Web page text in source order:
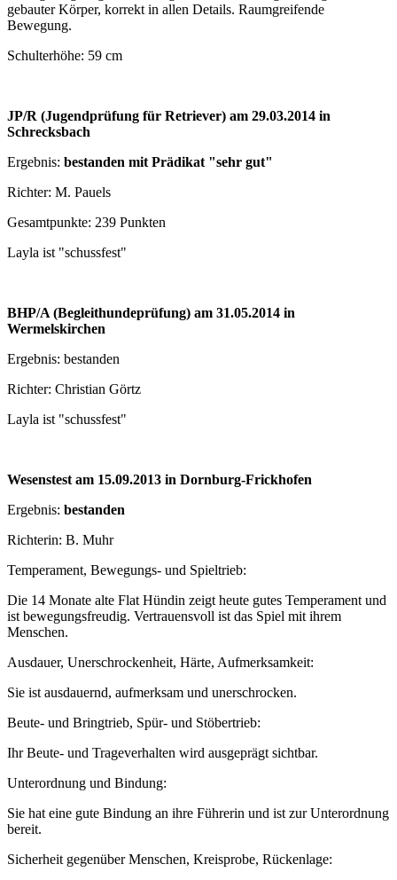
gebauter Körper, korrekt in allen Details. Raumgreifende
Bewegung.
Schulterhöhe: 59 cm
JP/R (Jugendprüfung für Retriever) am 29.03.2014 in
Schrecksbach
Ergebnis: bestanden mit Prädikat "sehr gut"
Richter: M. Pauels
Gesamtpunkte: 239 Punkten
Layla ist "schussfest"
BHP/A (Begleithundeprüfung) am 31.05.2014 in
Wermelskirchen
Ergebnis: bestanden
Richter: Christian Görtz
Layla ist "schussfest"
Wesenstest am 15.09.2013 in Dornburg-Frickhofen
Ergebnis: bestanden
Richterin: B. Muhr
Temperament, Bewegungs- und Spieltrieb:
Die 14 Monate alte Flat Hündin zeigt heute gutes Temperament und
ist bewegungsfreudig. Vertrauensvoll ist das Spiel mit ihrem
Menschen.
Ausdauer, Unerschrockenheit, Härte, Aufmerksamkeit:
Sie ist ausdauernd, aufmerksam und unerschrocken.
Beute- und Bringtrieb, Spür- und Stöbertrieb:
Ihr Beute- und Trageverhalten wird ausgeprägt sichtbar.
Unterordnung und Bindung:
Sie hat eine gute Bindung an ihre Führerin und ist zur Unterordnung
bereit.
Sicherheit gegenüber Menschen, Kreisprobe, Rückenlage: